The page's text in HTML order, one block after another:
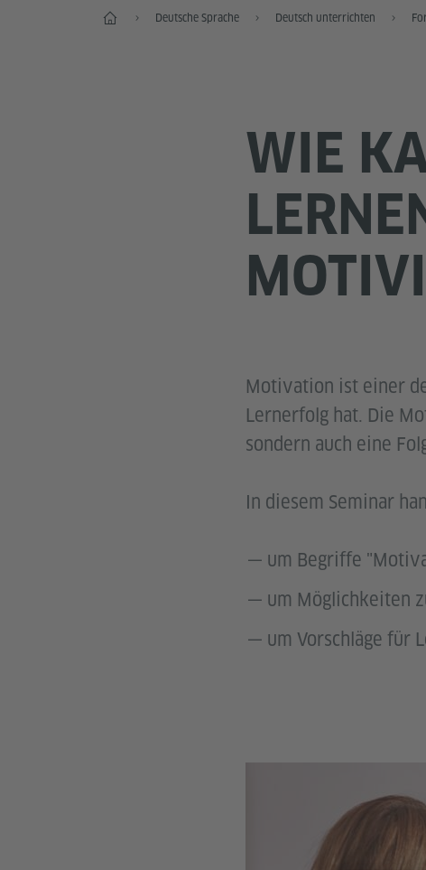
Start Deutsche Sprache Deutsch unterrichten
WIE
Motivation ist einer
Lernerfolg hat. Die
sondern auch eine
In diesem Seminar
um Begriffe
um Möglichkeiten
um Vorschläge für